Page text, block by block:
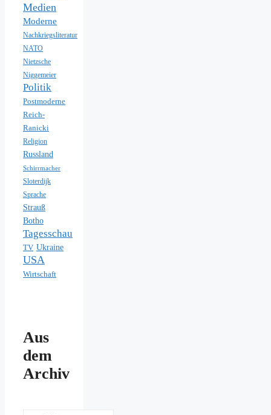
Medien
Moderne
Nachkriegsliteratur
NATO
Nietzsche
Niggemeier
Politik
Postmoderne
Reich-
Ranicki
Religion
Russland
Schirrmacher
Sloterdijk
Sprache
Strauß
Botho
Tagesschau
TV Ukraine
USA
Wirtschaft
Aus
dem
Archiv